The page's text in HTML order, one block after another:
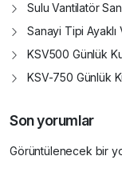
Sulu Vantilatör
Sanayi Tipi
KSV500 Günlük
KSV-750 Günlük
Son yorumlar
Görüntülenecek bir